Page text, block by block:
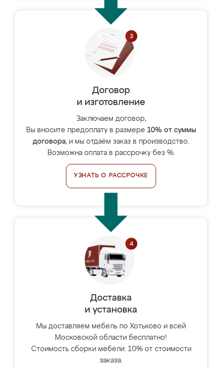
Договор
и изготовление
Заключаем договор,
Вы вносите предоплату в размере 10% от суммы
договора, и мы отдаём заказ в производство.
Возможна оплата в рассрочку без %.
УЗНАТЬ О РАССРОЧКЕ
Доставка
и установка
Мы доставляем мебель по Хотьково и всей
Московской области бесплатно!
Стоимость сборки мебели: 10% от стоимости
заказа.